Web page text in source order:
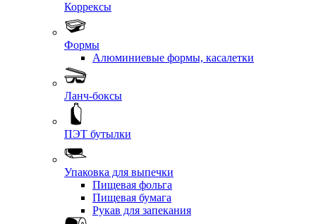
Коррексы
Формы
Алюминиевые формы, касалетки
Ланч-боксы
ПЭТ бутылки
Упаковка для выпечки
Пищевая фольга
Пищевая бумага
Рукав для запекания